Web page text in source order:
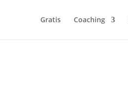
Gratis Coaching